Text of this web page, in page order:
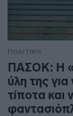
ΠΟΛΙΤΙΚΗ
ΠΑΣΟΚ: Η
ύλη της
τίποτα και